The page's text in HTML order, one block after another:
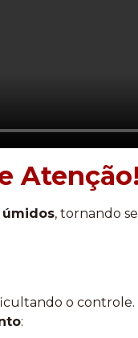
Atenção!
úmidos, tornando
o controle.
: